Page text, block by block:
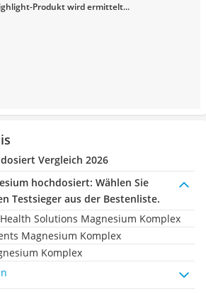
Produkt wird ermittelt...
Vergleich 2026
hochdosiert: Wählen Sie
Testsieger aus der Bestenliste.
Health Solutions Magnesium Komplex
Magnesium Komplex
Komplex